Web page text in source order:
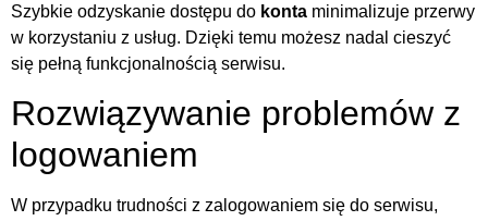
Szybkie odzyskanie dostępu do konta minimalizuje przerwy
w korzystaniu z usług. Dzięki temu możesz nadal cieszyć
się pełną funkcjonalnością serwisu.
Rozwiązywanie problemów z
logowaniem
W przypadku trudności z zalogowaniem się do serwisu,